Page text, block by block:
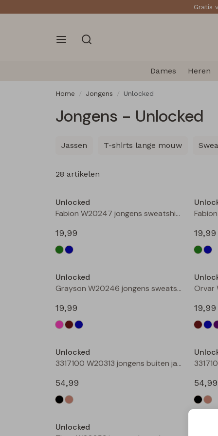
Gratis
Dames Heren
Home Jongens Unlocked
Jongens - Unlocked
T-shirts lange mouw
Jassen
28 artikelen
Unlocked
Fabion W20247 jongens sweatshirt Groen licht
19,99
19,99
Unlocked
Grayson W20246 jongens sweatshirt Petrol
19,99
19,99
Unlocked
3317100 W20313 jongens buiten jack Zwart
54,99
54,99
Unlocked